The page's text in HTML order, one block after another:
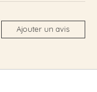
Ajouter un avis